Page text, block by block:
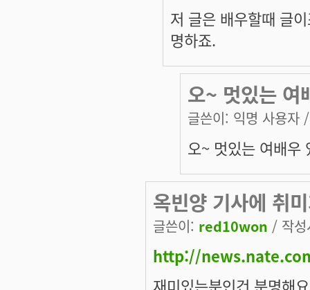
저 글은 배우할때 글
명하죠.
오~ 멋있는 여
글쓴이: 익명 사용자
오~ 멋있는 여배우
옥빈양 기사에 취
글쓴이: red10won / 작
http://
재미있는분인건 분명해